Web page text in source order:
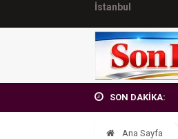
İstanbul
SON DAKİKA:
Ana Sayfa